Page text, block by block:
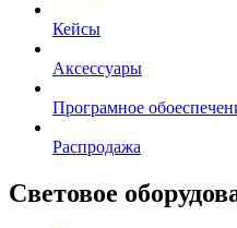
Кейсы
Аксессуары
Програмное
Распродажа
Световое